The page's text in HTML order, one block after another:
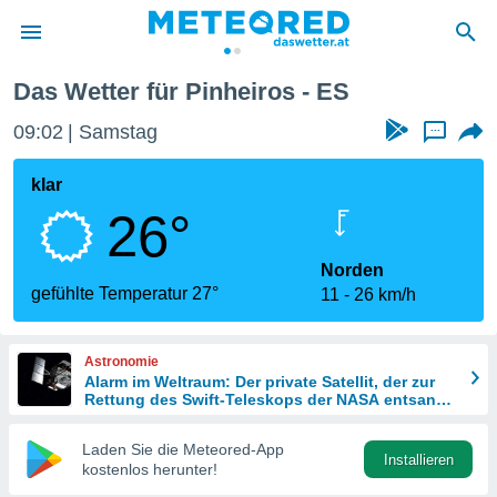
wurde
dass
sind.
diese
Das Wetter für Pinheiros - ES
09:02 Samstag ...
klar
26°
gefühlte Temperatur 27°
Norden
11
26 km/h
Astronomie
Alarm im Weltraum: Der private Satellit, der zur
Rettung des Swift-Teleskops der NASA entsandt
Laden Sie die Meteored-App
kostenlos herunter!
Installieren